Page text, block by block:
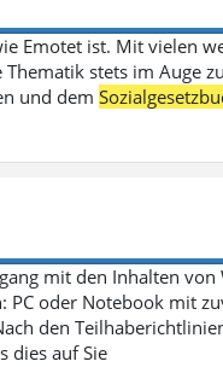
Emotet ist. Mit vielen
Thematik stets im
und dem
mit den Inhalten
PC oder Notebook mit
den
dies auf Sie